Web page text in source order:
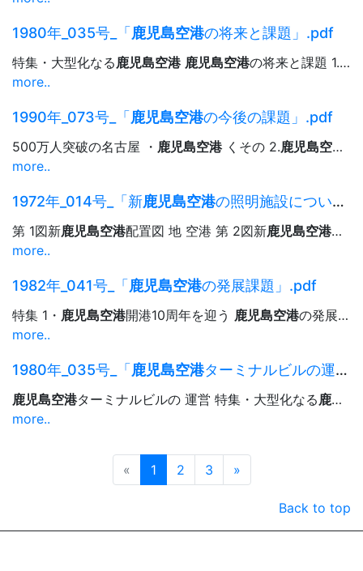
1980年_035号_「 鹿児島空港の将来と課題」.pdf
特集・大型化なる鹿児島空港 鹿児島空港の将来と課題 1. はじめに
more..
1990年_073号_「 鹿児島空港の今後の課題」.pdf
500万人突破の名古屋 ・ 鹿児島空港くその 2.鹿児島空港
more..
1972年_014号_「新鹿児島空港の照明施設について」.pdf
第 1図新鹿児島空港配置図 地 空港 第 2図新鹿児島空港照明
more..
1982年_041号_「 鹿児島空港の発展課題」.pdf
特集 1・ 鹿児島空港開港10周年を迎う 鹿児島空港の発展課題 はじめに
more..
1980年_035号_「 鹿児島空港ターミナルビルの運営」.pdf
鹿児島空港ターミナルビルの 運営 特集・大型化なる鹿児島空港
more..
« Prev
1 2 3 Next
»
Back to top